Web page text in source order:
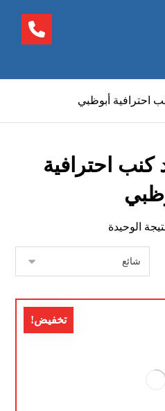
احترافية أبوظبي
احترافية
الوحيدة
تخفيض!